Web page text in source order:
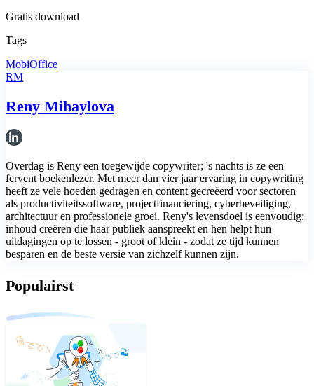
Gratis download
Tags
MobiOffice
RM
Reny Mihaylova
Overdag is Reny een toegewijde copywriter; 's nachts is ze een
fervent boekenlezer. Met meer dan vier jaar ervaring in copywriting
heeft ze vele hoeden gedragen en content gecreëerd voor sectoren
als productiviteitssoftware, projectfinanciering, cyberbeveiliging,
architectuur en professionele groei. Reny's levensdoel is eenvoudig:
inhoud creëren die haar publiek aanspreekt en hen helpt hun
uitdagingen op te lossen - groot of klein - zodat ze tijd kunnen
besparen en de beste versie van zichzelf kunnen zijn.
Populairst